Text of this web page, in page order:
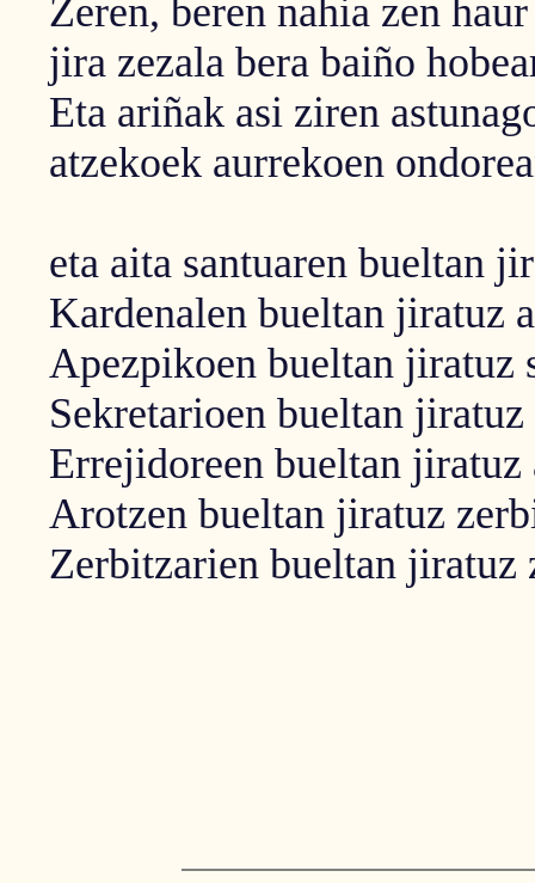
Zeren, beren nahia zen
jira zezala bera baiño
Eta ariñak asi ziren
atzekoek aurrekoen
eta aita santuaren bueltan
Kardenalen bueltan jiratuz
Apezpikoen bueltan jiratuz
Sekretarioen bueltan
Errejidoreen bueltan jiratuz
Arotzen bueltan jiratuz
Zerbitzarien bueltan jiratuz